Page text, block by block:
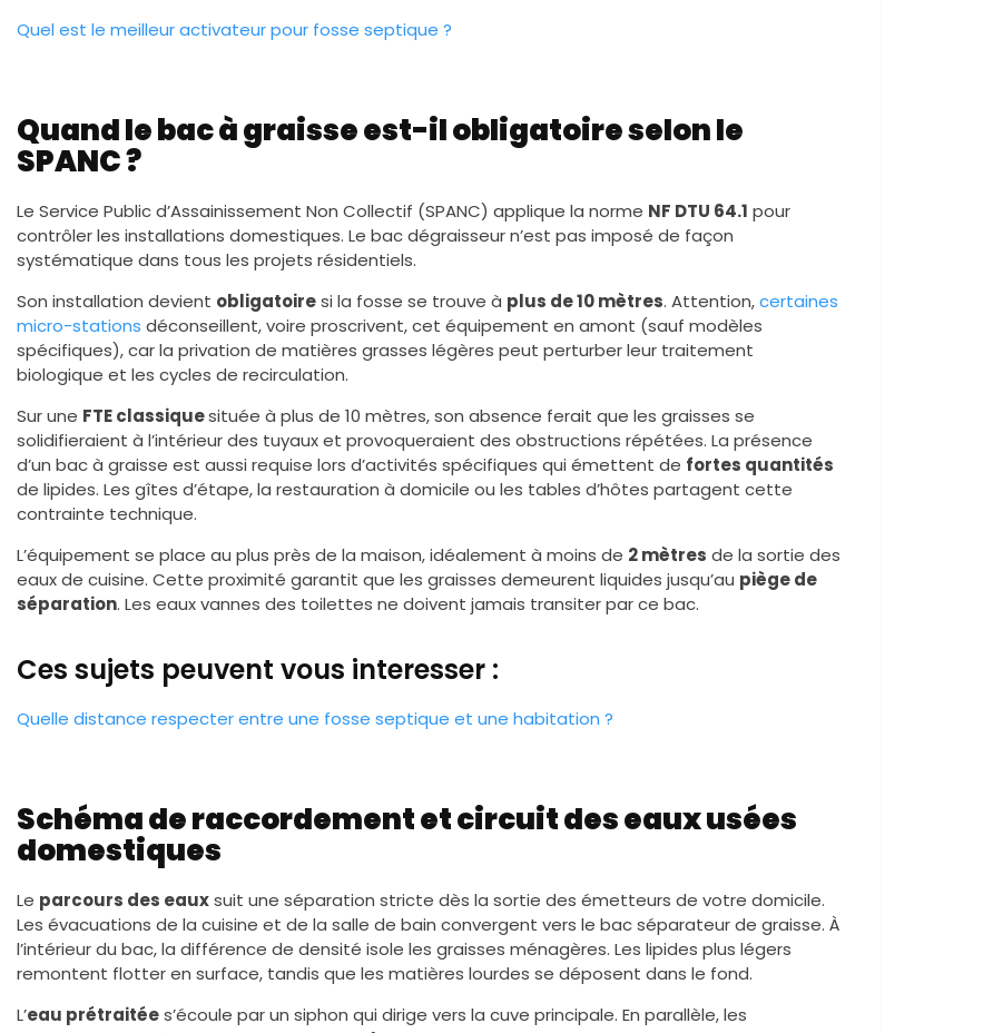
Quel est le meilleur activateur pour fosse septique ?
Quand le bac à graisse est-il obligatoire selon le
SPANC ?
Le Service Public d’Assainissement Non Collectif (SPANC) applique la norme NF DTU 64.1 pour
contrôler les installations domestiques. Le bac dégraisseur n’est pas imposé de façon
systématique dans tous les projets résidentiels.
Son installation devient obligatoiresi la fosse se trouve à plus de 10 mètres. Attention,certaines
micro-stations déconseillent, voire proscrivent, cet équipement en amont (sauf modèles
spécifiques), car la privation de matières grasses légères peut perturber leur traitement
biologique et les cycles de recirculation.
Sur une FTE classiquesituée à plus de 10 mètres, son absence ferait que les graisses se
solidifieraient à l’intérieur des tuyaux et provoqueraient des obstructions répétées. La présence
d’un bac à graisse est aussi requise lors d’activités spécifiques qui émettent de fortes quantités
de lipides. Les gîtes d’étape, la restauration à domicile ou les tables d’hôtes partagent cette
contrainte technique.
L’équipement se place au plus près de la maison, idéalement à moins de 2 mètres de la sortie des
eaux de cuisine. Cette proximité garantit que les graisses demeurent liquides jusqu’au piège de
séparation. Les eaux vannes des toilettes ne doivent jamais transiter par ce bac.
Ces sujets peuvent vous interesser :
Quelle distance respecter entre une fosse septique et une habitation ?
Schéma de raccordement et circuit des eaux usées
domestiques
Le parcours des eauxsuit une séparation stricte dès la sortie des émetteurs de votre domicile.
Les évacuations de la cuisine et de la salle de bain convergent vers le bac séparateur de graisse. À
l’intérieur du bac, la différence de densité isole les graisses ménagères. Les lipides plus légers
remontent flotter en surface, tandis que les matières lourdes se déposent dans le fond.
L’eau prétraitées’écoule par un siphon qui dirige vers la cuve principale. En parallèle, les